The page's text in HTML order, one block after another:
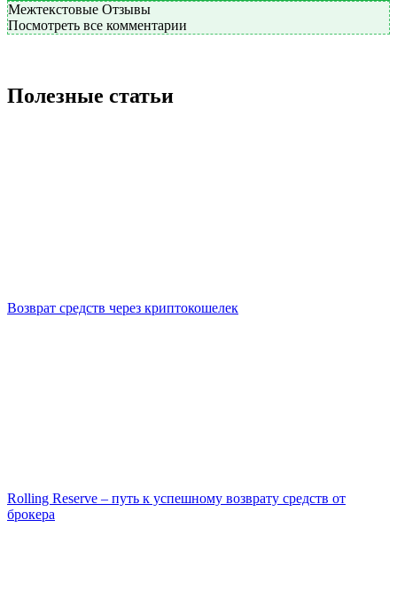
Межтекстовые Отзывы
Посмотреть все комментарии
Полезные статьи
Возврат средств через криптокошелек
Rolling Reserve – путь к успешному возврату средств от
брокера